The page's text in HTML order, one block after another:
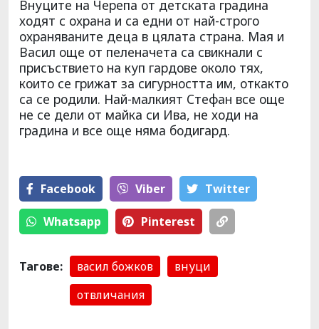
Внуците на Черепа от детската градина
ходят с охрана и са едни от най-строго
охраняваните деца в цялата страна. Мая и
Васил още от пеленачета са свикнали с
присъствието на куп гардове около тях,
които се грижат за сигурността им, откакто
са се родили. Най-малкият Стефан все още
не се дели от майка си Ива, не ходи на
градина и все още няма бодигард.
Facebook Viber Тwitter
Whatsapp Pinterest
Тагове: васил божков
внуци
отвличания